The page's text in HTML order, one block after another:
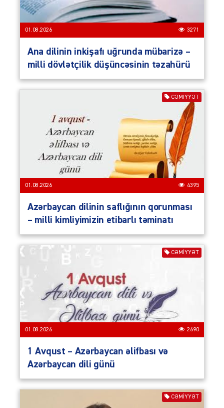
01.08.2026 3271
Ana dilinin inkişafı uğrunda mübarizə –
milli dövlətçilik düşüncəsinin təzahürü
CƏMIYYƏT
01.08.2026 4395
Azərbaycan dilinin saflığının qorunması
– milli kimliyimizin etibarlı təminatı
CƏMIYYƏT
01.08.2026 2690
1 Avqust – Azərbaycan əlifbası və
Azərbaycan dili günü
CƏMIYYƏT